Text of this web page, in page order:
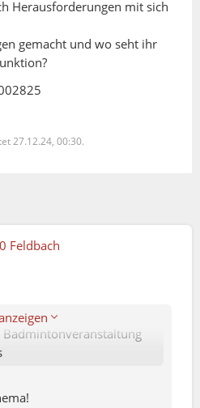
Herausforderungen mit sich
gemacht und wo seht ihr
27.12.24, 00:30.
Feldbach
die anderen so sein
nicht respektieren.
dass ich kein Bild
"abgewertet" werde.
Verhalten - aber wenn
Durfte ich vor wenigen